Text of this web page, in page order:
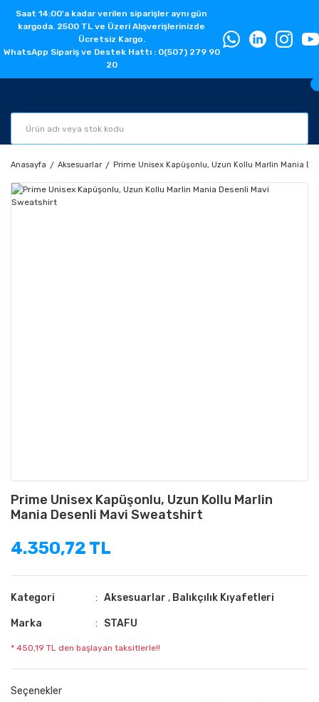
Saat 14:00'a kadar verilen siparişler aynı gün
kargoda. 2500 TL ve Üzeri Alışverişlerinizde
Ücretsiz Kargo.
WhatsApp Sipariş ve Destek Hattı : 0(507) 279 90
20
Anasayfa Aksesuarlar Prime Unisex Kapüşonlu, Uzun Kollu Marlin Mania
Prime Unisex Kapüşonlu, Uzun Kollu Marlin
Mania Desenli Mavi Sweatshirt
4.350,72 TL
Kategori Aksesuarlar , Balıkçılık Kıyafetleri
Marka STAFU
* 450,19 TL den başlayan taksitlerle!!
Seçenekler